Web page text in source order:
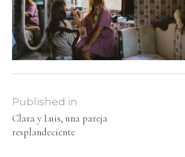
Published in
Clara y Luis, una pareja
resplandeciente